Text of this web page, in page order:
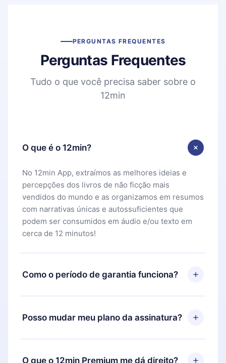
PERGUNTAS FREQUENTES
Perguntas Frequentes
Tudo o que você precisa saber sobre o
12min
O que é o 12min?
No 12min App, extraímos as melhores ideias e
percepções dos livros de não ficção mais
vendidos do mundo e as organizamos em resumos
com narrativas únicas e autossuficientes que
podem ser consumidos em áudio e/ou texto em
cerca de 12 minutos!
Como o período de garantia funciona?
Você pode baixar nosso aplicativo e começar a
aproveitar nossa biblioteca. Se por algum motivo
não ficar satisfeito com nossa plataforma, basta
e solicitar o reembolso do valor. Você receberá
Posso mudar meu plano da assinatura?
Sim, mas a mudança só se aplicará a partir do
próximo período de cobrança. Por exemplo, se
O que o 12min Premium me dá direito?